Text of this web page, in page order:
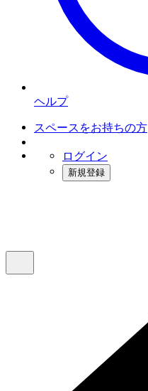
ヘルプ
スペースをお持ちの方
ログイン
新規登録